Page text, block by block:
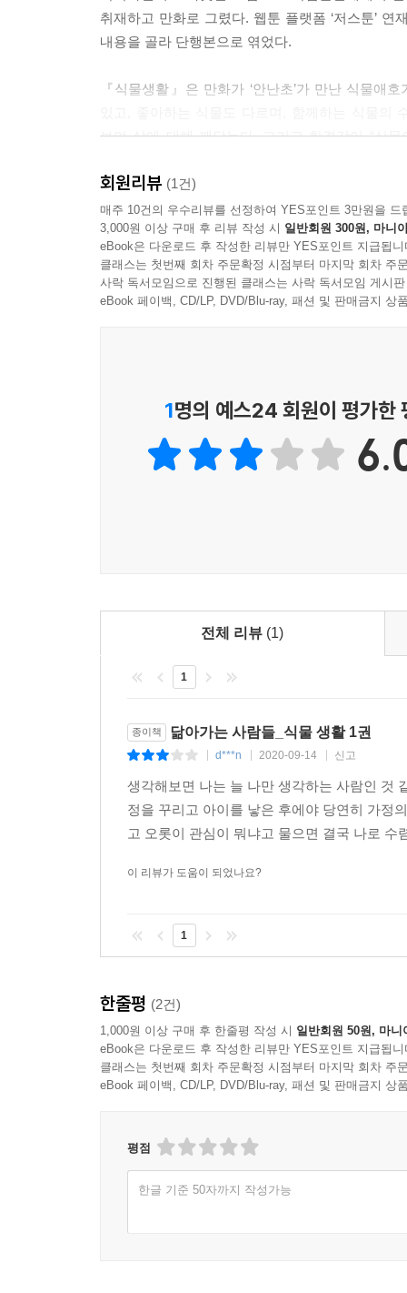
취재하고 만화로 그렸다. 웹툰 플랫폼 ‘저스툰’
내용을 골라 단행본으로 엮었다.
『식물생활』은 만화가 ‘안난초’가 만난 식물
보며 삶에 대해 깨닫는다. 그리고 한결같이 “식
매일매일 들여다보면 어느새 바뀌어 있고 고요히
그래서 식물들이 좋아
『식물생활』은 식물에 대한 작가의 관심으로
이어진 인연은 가지를 뻗어나가듯 조용하지만 조
없어 식물을 돌보지 못했던 어느 날, 축 늘어져
운동도 못 하고 집 안 정리도 못한 자신의 일상
지침 같다’는 작은 깨달음을 얻는다.
회원리뷰 (1건)
매주 10건의 우수리뷰를 선정하여 YES포인트 3만원을 드
3,000원 이상 구매 후 리뷰 작성 시 일반회원 300원, 마니
eBook은 다운로드 후 작성한 리뷰만 YES포인트 지급됩니
클래스는 첫번째 회차 주문확정 시점부터 마지막 회차 주
사락 독서모임으로 진행된 클래스는 사락 독서모임 게시
eBook 페이백, CD/LP, DVD/Blu-ray, 패션 및 판매금지 상
1명의 예스24 회원이 평가한
전체 리뷰 (1)
1
종이책 닮아가는 사람들_식물 생활 1권
d***n 2020-09-14 신고
생각해보면 나는 늘 나만 생각하는 사람인 것
정을 꾸리고 아이를 낳은 후에야 당연히 가정
고 오롯이 관심이 뭐냐고 물으면 결국 나로
이 리뷰가 도움이 되었나요?
1
한줄평 (2건)
1,000원 이상 구매 후 한줄평 작성 시 일반회원 50원, 마니
eBook은 다운로드 후 작성한 리뷰만 YES포인트 지급됩니
클래스는 첫번째 회차 주문확정 시점부터 마지막 회차 주
eBook 페이백, CD/LP, DVD/Blu-ray, 패션 및 판매금지 상
평점
한글 기준 50자까지 작성가능